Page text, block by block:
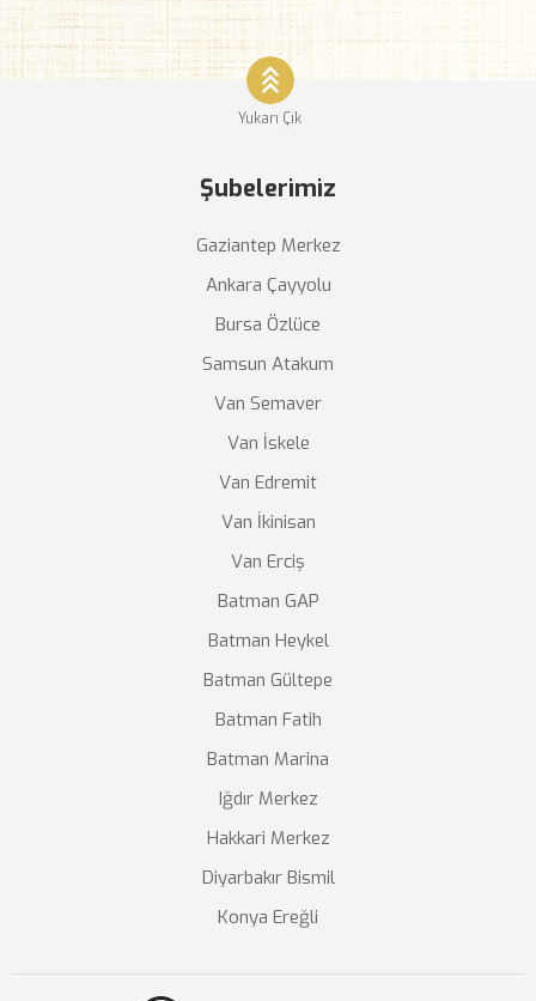
Yukarı Çık
Şubelerimiz
Gaziantep Merkez
Ankara Çayyolu
Bursa Özlüce
Samsun Atakum
Van Semaver
Van İskele
Van Edremit
Van İkinisan
Van Erciş
Batman GAP
Batman Heykel
Batman Gültepe
Batman Fatih
Batman Marina
Iğdır Merkez
Hakkari Merkez
Diyarbakır Bismil
Konya Ereğli